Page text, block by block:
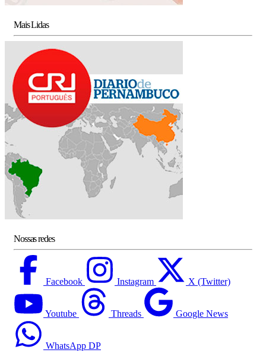
Mais Lidas
Nossas redes
Facebook Instagram X (Twitter)
Youtube Threads Google News
WhatsApp DP